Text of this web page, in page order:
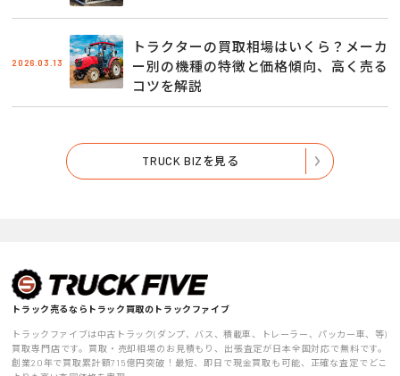
2026.03.13
トラクターの買取相場はいくら？メーカ
ー別の機種の特徴と価格傾向、高く売る
コツを解説
TRUCK BIZを見る
トラック売るならトラック買取のトラックファイブ
トラックファイブは中古トラック(ダンプ、バス、積載車、トレーラー、パッカー車、等)
買取専門店です。買取・売却相場のお見積もり、出張査定が日本全国対応で無料です。
創業20年で買取累計額715億円突破！最短、即日で現金買取も可能、正確な査定でどこ